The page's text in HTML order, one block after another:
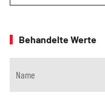
Behandelte Werte
Name